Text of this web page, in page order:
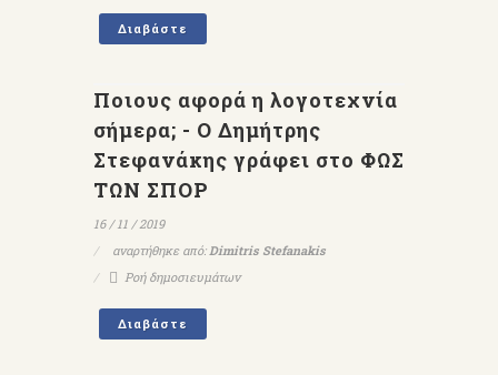
Διαβάστε
Ποιους αφορά η λογοτεχνία
σήμερα; - Ο Δημήτρης
Στεφανάκης γράφει στο ΦΩΣ
ΤΩΝ ΣΠΟΡ
16 / 11 / 2019
αναρτήθηκε από:Dimitris Stefanakis
Ροή δημοσιευμάτων
Διαβάστε